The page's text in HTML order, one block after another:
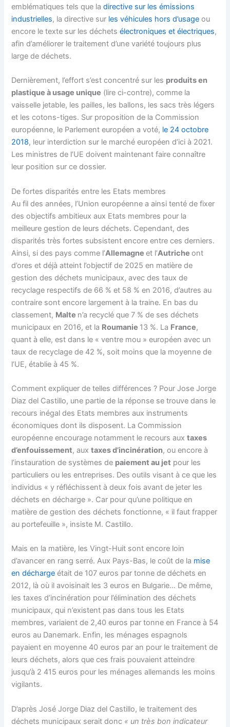
emblématiques tels que ladirective sur les émissions
industrielles, la directive sur les véhicules hors d’usageou
encore le texte sur les déchetsélectroniques et électriques,
afin d’améliorer le traitement d’une variété toujours plus
large de déchets.
Dernièrement, l’effort s’est concentré sur les produits en
plastique à usage unique (lire ci-contre), comme la
vaisselle jetable, les pailles, les ballons, les sacs très légers
et les cotons-tiges. Sur proposition de la Commission
européenne, le Parlement européen a voté, le 24 octobre
2018, leur interdiction sur le marché européen d’ici à 2021.
Les ministres de l’UE doivent maintenant faire connaître
leur position sur ce dossier.
De fortes disparités entre les Etats membres
Au fil des années, l’Union européenne a ainsi tenté de fixer
des objectifs ambitieux aux Etats membres pour la
meilleure gestion de leurs déchets. Cependant,des
disparités très fortes subsistent encore entre ces derniers.
Ainsi, si des pays comme l’Allemagneet l’Autricheont
d’ores et déjà atteint l’objectif de 2025 en matière de
gestion des déchets municipaux, avec des taux de
recyclage respectifs de 66 % et 58 % en 2016, d’autres au
contraire sont encore largement à la traine. En bas du
classement, Malte n’a recyclé que 7 % de ses déchets
municipaux en 2016, et la Roumanie 13 %. La France,
quant à elle, est dans le « ventre mou » européen avec un
taux de recyclage de 42 %, soit moins que la moyenne de
l’UE, établie à 45 %.
Comment expliquer de telles différences ? Pour Jose Jorge
Diaz del Castillo, une partie de la réponse se trouve dans le
recours inégal des Etats membres aux instruments
économiques dont ils disposent. La Commission
européenne encourage notamment le recours auxtaxes
d’enfouissement, auxtaxes d’incinération, ou encore à
l’instauration de systèmes de paiement au jet pour les
particuliers ou les entreprises. Des outils visant à ce que les
individus « y réfléchissent à deux fois avant de jeter les
déchets en décharge ». Car pour qu’une politique en
matière de gestion des déchets fonctionne, « il faut frapper
au portefeuille », insiste M. Castillo.
Mais en la matière, les Vingt-Huit sont encore loin
d’avancer en rang serré. Aux Pays-Bas, le coût de la mise
en décharge était de 107 euros par tonne de déchets en
2012, là où il avoisinait les 3 euros en Bulgarie… De même,
les taxes d’incinération pour l’élimination des déchets
municipaux, qui n’existent pas dans tous les Etats
membres, variaient de 2,40 euros par tonne en France à 54
euros au Danemark. Enfin, les ménages espagnols
payaient en moyenne 40 euros par an pour le traitement de
leurs déchets, alors que ces frais pouvaient atteindre
jusqu’à 2 415 euros pour les ménages allemands les moins
vigilants.
D’après José Jorge Diaz del Castillo, le traitement des
déchets municipaux serait donc « un très bon indicateur